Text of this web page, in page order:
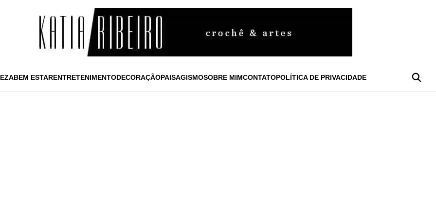
BEM ESTARENTRETENIMENTODECORAÇÃOPAISAGISMOSOBRE MIMCONTATOPOLÍTICA DE PRIVACIDADE